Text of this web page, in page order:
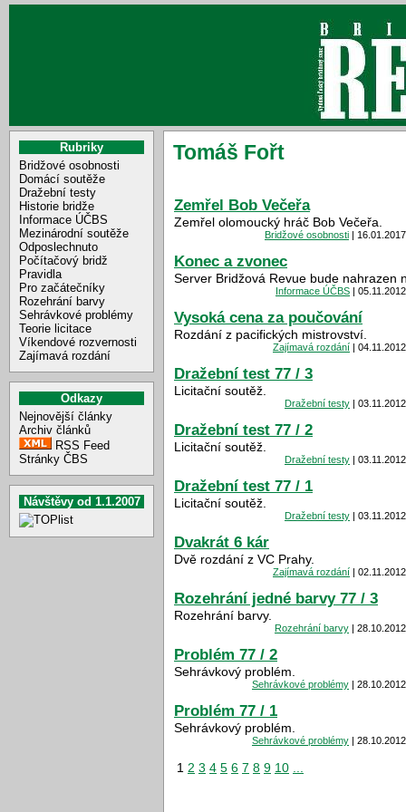
Rubriky
Bridžové osobnosti
Domácí soutěže
Dražební testy
Historie bridže
Informace ÚČBS
Mezinárodní soutěže
Odposlechnuto
Počítačový bridž
Pravidla
Pro začátečníky
Rozehrání barvy
Sehrávkové problémy
Teorie licitace
Víkendové rozvernosti
Zajímavá rozdání
Odkazy
Nejnovější články
Archiv článků
RSS Feed
Stránky ČBS
Návštěvy od 1.1.2007
Tomáš Fořt
Zemřel Bob Večeřa
Zemřel olomoucký hráč Bob Večeřa.
Bridžové osobnosti |
Konec a zvonec
Server Bridžová Revue bude nahrazen
Informace ÚČBS |
Vysoká cena za poučování
Rozdání z pacifických mistrovství.
Zajímavá rozdání |
Dražební test 77 / 3
Licitační soutěž.
Dražební testy |
Dražební test 77 / 2
Licitační soutěž.
Dražební testy |
Dražební test 77 / 1
Licitační soutěž.
Dražební testy |
Dvakrát 6 kár
Dvě rozdání z VC Prahy.
Zajímavá rozdání |
Rozehrání jedné barvy 77 / 3
Rozehrání barvy.
Rozehrání barvy |
Problém 77 / 2
Sehrávkový problém.
Sehrávkové problémy |
Problém 77 / 1
Sehrávkový problém.
Sehrávkové problémy |
1 2 3 4 5 6 7 8 9 10 ...